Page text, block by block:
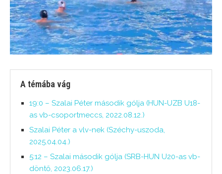
A témába vág
19:0 – Szalai Péter második gólja (HUN-UZB U18-
as vb-csoportmeccs, 2022.08.12.)
Szalai Péter a vlv-nek (Széchy-uszoda,
2025.04.04.)
5:12 – Szalai második gólja (SRB-HUN U20-as vb-
döntő, 2023.06.17.)